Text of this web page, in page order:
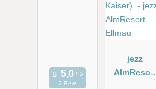
2 Bew.
jezz
AlmResort